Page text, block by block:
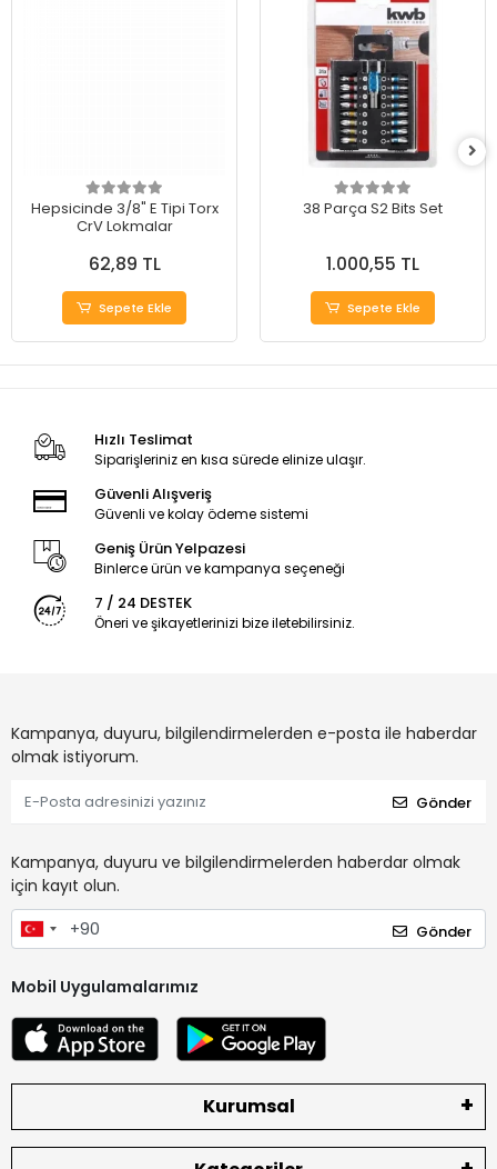
Hepsicinde 3/8" E Tipi Torx
CrV Lokmalar
62,89 TL
Sepete Ekle
38 Parça S2 Bits Set
1.000,55 TL
Sepete Ekle
Hızlı Teslimat
Siparişleriniz en kısa sürede elinize ulaşır.
Güvenli Alışveriş
Güvenli ve kolay ödeme sistemi
Geniş Ürün Yelpazesi
Binlerce ürün ve kampanya seçeneği
7 / 24 DESTEK
Öneri ve şikayetlerinizi bize iletebilirsiniz.
Kampanya, duyuru, bilgilendirmelerden e-posta ile haberdar
olmak istiyorum.
Gönder
Kampanya, duyuru ve bilgilendirmelerden haberdar olmak
için kayıt olun.
Gönder
Mobil Uygulamalarımız
Kurumsal